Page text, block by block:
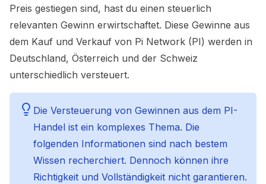
Preis gestiegen sind, hast du einen steuerlich
relevanten Gewinn erwirtschaftet. Diese Gewinne aus
dem Kauf und Verkauf von Pi Network (PI) werden in
Deutschland, Österreich und der Schweiz
unterschiedlich versteuert.
Die Versteuerung von Gewinnen aus dem PI-
Handel ist ein komplexes Thema. Die
folgenden Informationen sind nach bestem
Wissen recherchiert. Dennoch können ihre
Richtigkeit und Vollständigkeit nicht garantieren.